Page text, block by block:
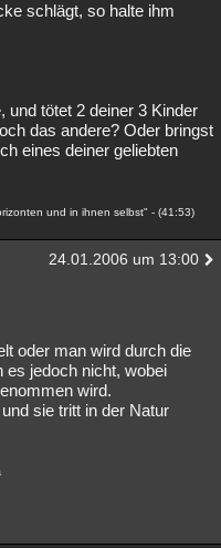
schlägt, so halte ihm
tötet 2 deiner 3 Kinder
das andere? Oder bringst
eines deiner geliebten
und in ihnen selbst" - (41:53)
24.01.2006 um 13:00
oder man wird durch die
es jedoch nicht, wobei
wird.
sie tritt in der Natur